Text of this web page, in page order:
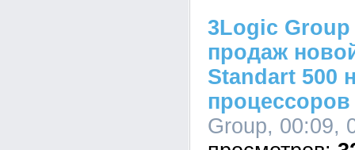
3Logic Group
продаж
Standart 500
Group, 00:09,